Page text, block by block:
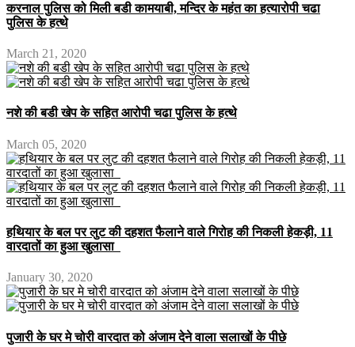
करनाल पुलिस को मिली बडी कामयाबी, मन्दिर के महंत का हत्यारोपी चढा
पुलिस के हत्थे
March 21, 2020
नशे की बडी खेप के सहित आरोपी चढा पुलिस के हत्थे
March 05, 2020
हथियार के बल पर लुट की दहशत फैलाने वाले गिरोह की निकली हेकड़ी, 11
वारदातों का हुआ खुलासा
January 30, 2020
पुजारी के घर मे चोरी वारदात को अंजाम देने वाला सलाखों के पीछे